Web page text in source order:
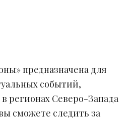
предназначена для
событий,
регионах Северо-Запада
сможете следить за